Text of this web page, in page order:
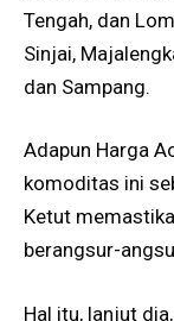
Tengah, dan
Sinjai,
dan Sampang.
Adapun Harga
komoditas ini
Ketut
berangsur-
Hal itu, lanjut